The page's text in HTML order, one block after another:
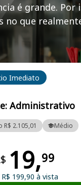
é grande.
no que
Antônio do
passar no concurso
Imediato
Administrativo
R$ 2.105,01 Médio
19,99
199,90 à vista